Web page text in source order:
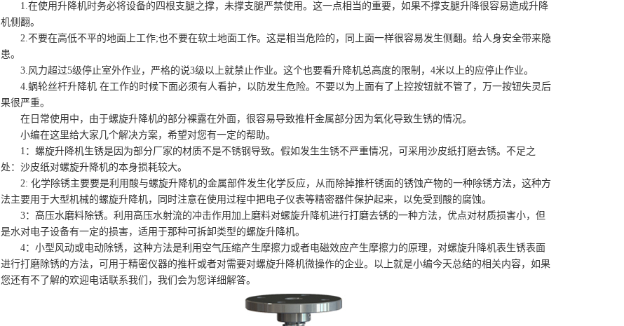
1.在使用升降机时务必将设备的四根支腿之撑，未撑支腿严禁使用。这一点相当的重要，如果不撑支腿升降很容易造成升降
机侧翻。
2.不要在高低不平的地面上工作;也不要在软土地面工作。这是相当危险的，同上面一样很容易发生侧翻。给人身安全带来隐
患。
3.风力超过5级停止室外作业，严格的说3级以上就禁止作业。这个也要看升降机总高度的限制，4米以上的应停止作业。
4.蜗轮丝杆升降机 在工作的时候下面必须有人看护，以防发生危险。不要以为上面有了上控按钮就不管了，万一按钮失灵后
果很严重。
在日常使用中，由于螺旋升降机的部分裸露在外面，很容易导致推杆金属部分因为氧化导致生锈的情况。
小编在这里给大家几个解决方案，希望对您有一定的帮助。
1：螺旋升降机生锈是因为部分厂家的材质不是不锈钢导致。假如发生生锈不严重情况，可采用沙皮纸打磨去锈。不足之
处：沙皮纸对螺旋升降机的本身损耗较大。
2: 化学除锈主要要是利用酸与螺旋升降机的金属部件发生化学反应，从而除掉推杆锈面的锈蚀产物的一种除锈方法，这种方
法主要用于大型机械的螺旋升降机，同时注意在使用过程中把电子仪表等精密器件保护起来，以免受到酸的腐蚀。
3：高压水磨料除锈。利用高压水射流的冲击作用加上磨料对螺旋升降机进行打磨去锈的一种方法，优点对材质损害小，但
是水对电子设备有一定的损害，适用于那种可拆卸类型的螺旋升降机。
4：小型风动或电动除锈，这种方法是利用空气压缩产生摩擦力或者电磁效应产生摩擦力的原理，对螺旋升降机表生锈表面
进行打磨除锈的方法，可用于精密仪器的推杆或者对需要对螺旋升降机微操作的企业。以上就是小编今天总结的相关内容，如果
您还有不了解的欢迎电话联系我们，我们会为您详细解答。